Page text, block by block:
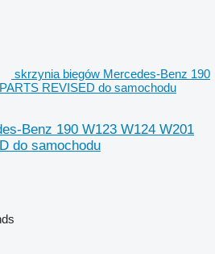
skrzynia biegów Mercedes-Benz 190
REVISED do samochodu
Benz 190 W123 W124 W201
do samochodu